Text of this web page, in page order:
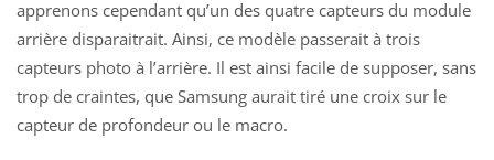
apprenons cependant qu’un des quatre capteurs du module
arrière disparaitrait. Ainsi, ce modèle passerait à trois
capteurs photo à l’arrière. Il est ainsi facile de supposer, sans
trop de craintes, que Samsung aurait tiré une croix sur le
capteur de profondeur ou le macro.